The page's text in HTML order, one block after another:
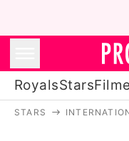
RoyalsStars
STARS